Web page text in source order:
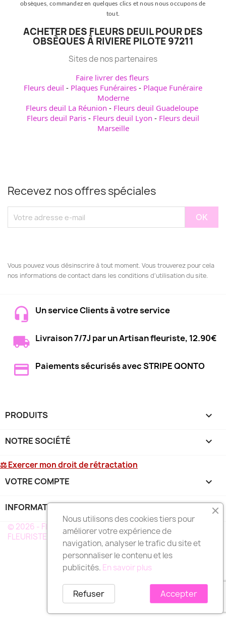
obsèques, commandez en quelques clics et nous nous occupons de
tout.
ACHETER DES FLEURS DEUIL POUR DES
OBSÈQUES À RIVIERE PILOTE 97211
Sites de nos partenaires
Faire livrer des fleurs
Fleurs deuil - Plaques Funéraires - Plaque Funéraire
Moderne
Fleurs deuil La Réunion - Fleurs deuil Guadeloupe
Fleurs deuil Paris - Fleurs deuil Lyon - Fleurs deuil
Marseille
Recevez nos offres spéciales
Vous pouvez vous désinscrire à tout moment. Vous trouverez pour cela
nos informations de contact dans les conditions d'utilisation du site.
Un service Clients à votre service
Livraison 7/7J par un Artisan fleuriste, 12.90€
Paiements sécurisés avec STRIPE QONTO
PRODUITS 
NOTRE SOCIÉTÉ 
⚖ Exercer mon droit de rétractation
VOTRE COMPTE 
INFORMATIONS keyboard_arrow_down
© 2026 - FLEURS DEUIL MARTINIQUE - UN RÉSEAU DE
FLEURISTE A VOTRE SERVICE EN MARTINIQUE
Nous utilisons des cookies tiers pour
améliorer votre expérience de
navigation, analyser le trafic du site et
personnaliser le contenu et les
publicités. En savoir plus
Accepter
Refuser